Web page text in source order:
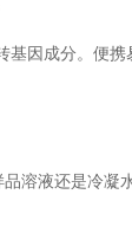
因成分。便携
溶液还是冷凝